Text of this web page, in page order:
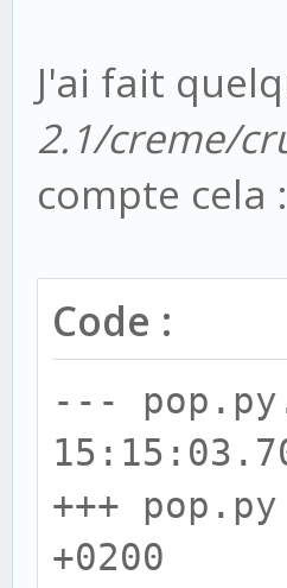
J'ai fait
2.1/creme/
compte cela :
Code :
---
+++
+0200